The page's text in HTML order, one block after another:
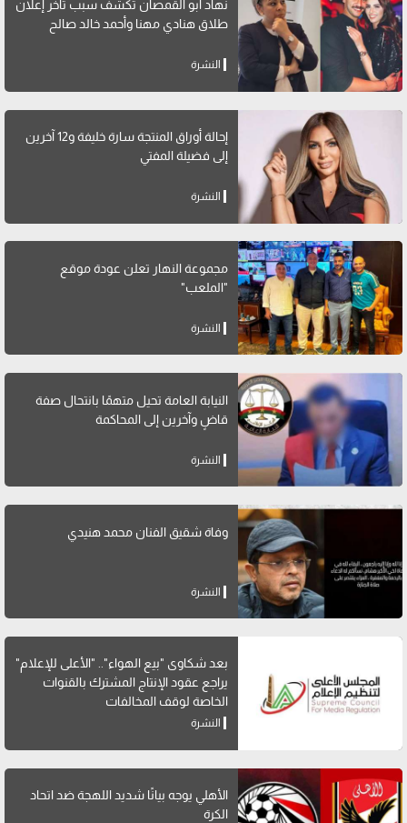
نهاد أبو القمصان تكشف سبب تأخر إعلان
طلاق هنادي مهنا وأحمد خالد صالح
النشرة
إحالة أوراق المنتجة سارة خليفة و12 آخرين
إلى فضيلة المفتي
النشرة
مجموعة النهار تعلن عودة موقع
"الملعب"
النشرة
النيابة العامة تحيل متهمًا بانتحال صفة
قاضٍ وآخرين إلى المحاكمة
النشرة
وفاة شقيق الفنان محمد هنيدي
النشرة
بعد شكاوى "بيع الهواء".. "الأعلى للإعلام"
يراجع عقود الإنتاج المشترك بالقنوات
الخاصة لوقف المخالفات
النشرة
الأهلي يوجه بيانًا شديد اللهجة ضد اتحاد
الكرة